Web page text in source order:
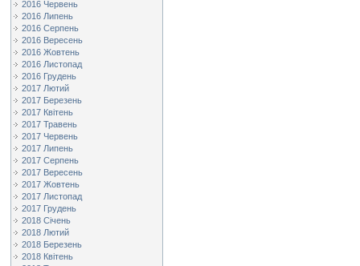
2016 Червень
2016 Липень
2016 Серпень
2016 Вересень
2016 Жовтень
2016 Листопад
2016 Грудень
2017 Лютий
2017 Березень
2017 Квітень
2017 Травень
2017 Червень
2017 Липень
2017 Серпень
2017 Вересень
2017 Жовтень
2017 Листопад
2017 Грудень
2018 Січень
2018 Лютий
2018 Березень
2018 Квітень